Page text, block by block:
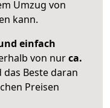
Umzug von
kann.
einfach
von nurca.
Beste daran
Preisen